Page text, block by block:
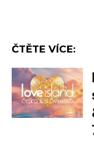
ČTĚTE VÍCE: